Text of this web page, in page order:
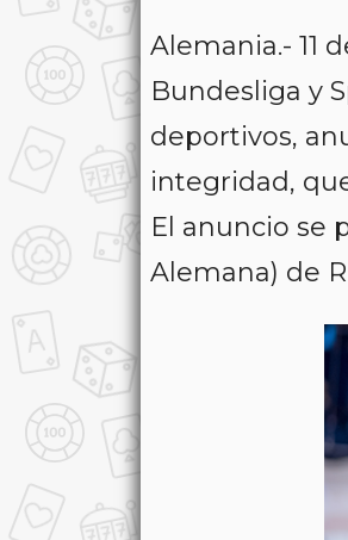
Alemania.- 11
Bundesliga y
deportivos,
integridad,
El anuncio se
Alemana) de